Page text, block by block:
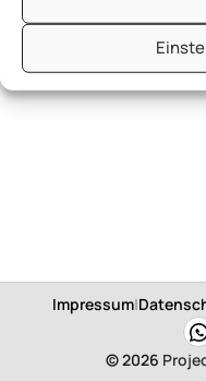
Impressum|
© 2026